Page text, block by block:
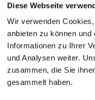
Diese Webseite
Wir verwenden
anbieten zu können
Informationen zu Ihrer
und Analysen weiter.
zusammen, die Sie
gesammelt haben.